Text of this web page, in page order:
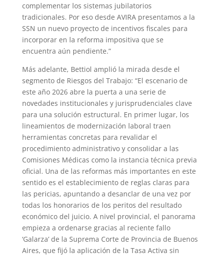
complementar los sistemas jubilatorios
tradicionales. Por eso desde AVIRA presentamos a la
SSN un nuevo proyecto de incentivos fiscales para
incorporar en la reforma impositiva que se
encuentra aún pendiente.”
Más adelante, Bettiol amplió la mirada desde el
segmento de Riesgos del Trabajo: “El escenario de
este año 2026 abre la puerta a una serie de
novedades institucionales y jurisprudenciales clave
para una solución estructural. En primer lugar, los
lineamientos de modernización laboral traen
herramientas concretas para revalidar el
procedimiento administrativo y consolidar a las
Comisiones Médicas como la instancia técnica previa
oficial. Una de las reformas más importantes en este
sentido es el establecimiento de reglas claras para
las pericias, apuntando a desanclar de una vez por
todas los honorarios de los peritos del resultado
económico del juicio. A nivel provincial, el panorama
empieza a ordenarse gracias al reciente fallo
‘Galarza’ de la Suprema Corte de Provincia de Buenos
Aires, que fijó la aplicación de la Tasa Activa sin